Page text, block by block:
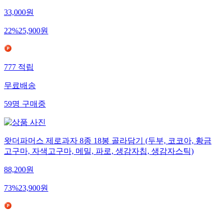
33,000원
22%25,900원
777 적립
무료배송
59명 구매중
왓더파머스 제로과자 8종 18봉 골라담기 (두부, 코코아, 황금
고구마, 자색고구마, 메밀, 파로, 생감자칩, 생감자스틱)
88,200원
73%23,900원